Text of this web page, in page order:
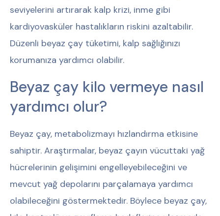
seviyelerini artırarak kalp krizi, inme gibi
kardiyovasküler hastalıkların riskini azaltabilir.
Düzenli beyaz çay tüketimi, kalp sağlığınızı
korumanıza yardımcı olabilir.
Beyaz çay kilo vermeye nasıl
yardımcı olur?
Beyaz çay, metabolizmayı hızlandırma etkisine
sahiptir. Araştırmalar, beyaz çayın vücuttaki yağ
hücrelerinin gelişimini engelleyebileceğini ve
mevcut yağ depolarını parçalamaya yardımcı
olabileceğini göstermektedir. Böylece beyaz çay,